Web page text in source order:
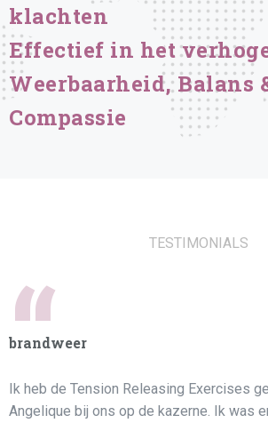
klachten
Effectief in het
Weerbaarheid, Balans
Compassie
TESTIMONIALS
“
brandweer
Ik heb de Tension Releasing Exercises
Angelique bij ons op de kazerne. Ik was